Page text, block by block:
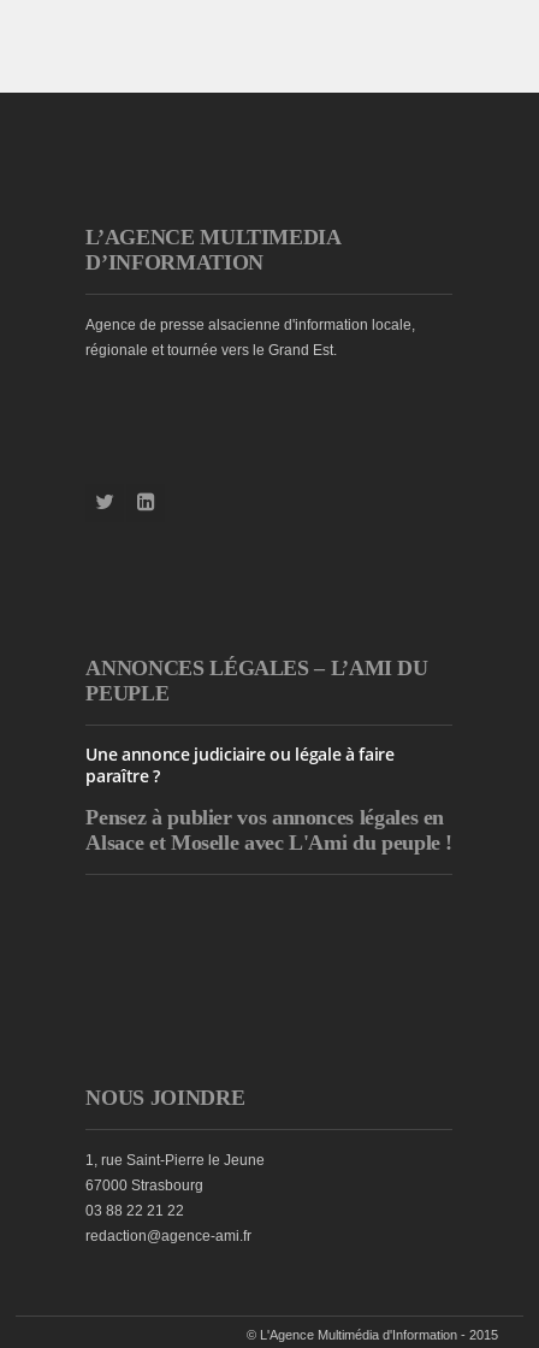
L’AGENCE MULTIMEDIA
D’INFORMATION
Agence de presse alsacienne d'information locale,
régionale et tournée vers le Grand Est.
ANNONCES LÉGALES – L’AMI DU
PEUPLE
Une annonce judiciaire ou légale à faire
paraître ?
Pensez à publiervos annonces légales en
Alsace et Moselle avec L'Ami du peuple !
NOUS JOINDRE
1, rue Saint-Pierre le Jeune
67000 Strasbourg
03 88 22 21 22
redaction@agence-ami.fr
© L'Agence Multimédia d'Information - 2015